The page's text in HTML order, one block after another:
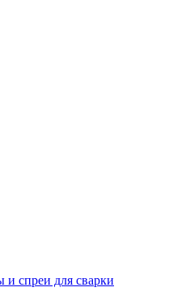
спреи для сварки